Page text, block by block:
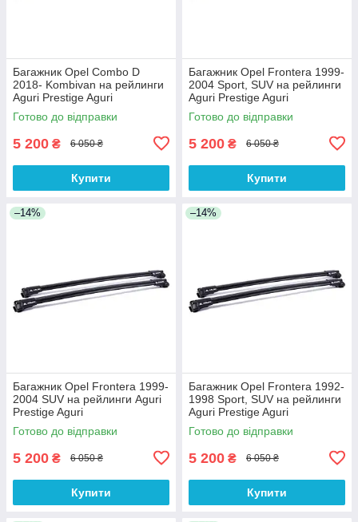
Багажник Opel Combo D
2018- Kombivan на рейлинги
Aguri Prestige Aguri
Готово до відправки
5 200 ₴ 6 050 ₴
Купити
Багажник Opel Frontera 1999-
2004 Sport, SUV на рейлинги
Aguri Prestige Aguri
Готово до відправки
5 200 ₴ 6 050 ₴
Купити
–14%
Багажник Opel Frontera 1999-
2004 SUV на рейлинги Aguri
Prestige Aguri
Готово до відправки
5 200 ₴ 6 050 ₴
Купити
–14%
Багажник Opel Frontera 1992-
1998 Sport, SUV на рейлинги
Aguri Prestige Aguri
Готово до відправки
5 200 ₴ 6 050 ₴
Купити